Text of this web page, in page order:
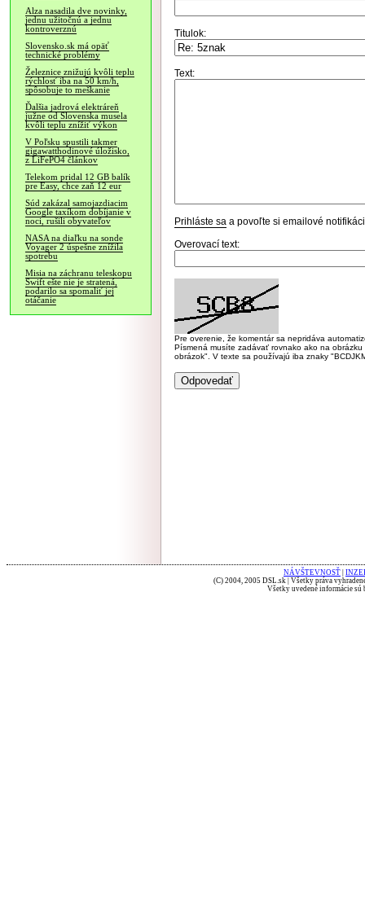
Alza nasadila dve novinky,
jednu užitočnú a jednu
kontroverznú
Slovensko.sk má opäť
technické problémy
Železnice znižujú kvôli teplu
rýchlosť iba na 50 km/h,
spôsobuje to meškanie
Ďalšia jadrová elektráreň
južne od Slovenska musela
kvôli teplu znížiť výkon
V Poľsku spustili takmer
gigawatthodinové úložisko,
z LiFePO4 článkov
Telekom pridal 12 GB balík
pre Easy, chce zaň 12 eur
Súd zakázal samojazdiacim
Google taxíkom dobíjanie v
noci, rušili obyvateľov
NASA na diaľku na sonde
Voyager 2 úspešne znížila
spotrebu
Misia na záchranu teleskopu
Swift ešte nie je stratená,
podarilo sa spomaliť jej
otáčanie
Titulok:
Text:
Prihláste sa a povoľte si emailové
Overovací text:
Pre overenie, že komentár sa nepridáva
Písmená musíte zadávať rovnako ako na
obrázok". V texte sa používajú iba znaky
NÁVŠTEVNOSŤ
(C) 2004, 2005 DSL.sk | Všetky práva
Všetky uvedené informácie sú